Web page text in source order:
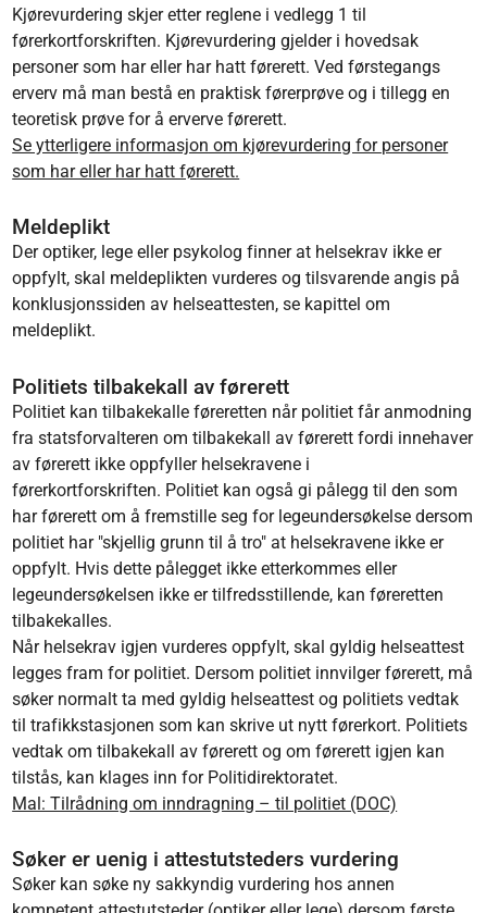
Kjørevurdering skjer etter reglene i vedlegg 1 til
førerkortforskriften. Kjørevurdering gjelder i hovedsak
personer som har eller har hatt førerett. Ved førstegangs
erverv må man bestå en praktisk førerprøve og i tillegg en
teoretisk prøve for å erverve førerett.
Se ytterligere informasjon om kjørevurdering for personer
som har eller har hatt førerett.
Meldeplikt
Der optiker, lege eller psykolog finner at helsekrav ikke er
oppfylt, skal meldeplikten vurderes og tilsvarende angis på
konklusjonssiden av helseattesten, se kapittel om
meldeplikt.
Politiets tilbakekall av førerett
Politiet kan tilbakekalle føreretten når politiet får anmodning
fra statsforvalteren om tilbakekall av førerett fordi innehaver
av førerett ikke oppfyller helsekravene i
førerkortforskriften. Politiet kan også gi pålegg til den som
har førerett om å fremstille seg for legeundersøkelse dersom
politiet har "skjellig grunn til å tro" at helsekravene ikke er
oppfylt. Hvis dette pålegget ikke etterkommes eller
legeundersøkelsen ikke er tilfredsstillende, kan føreretten
tilbakekalles.
Når helsekrav igjen vurderes oppfylt, skal gyldig helseattest
legges fram for politiet. Dersom politiet innvilger førerett, må
søker normalt ta med gyldig helseattest og politiets vedtak
til trafikkstasjonen som kan skrive ut nytt førerkort. Politiets
vedtak om tilbakekall av førerett og om førerett igjen kan
tilstås, kan klages inn for Politidirektoratet.
Mal: Tilrådning om inndragning – til politiet (DOC)
Søker er uenig i attestutsteders vurdering
Søker kan søke ny sakkyndig vurdering hos annen